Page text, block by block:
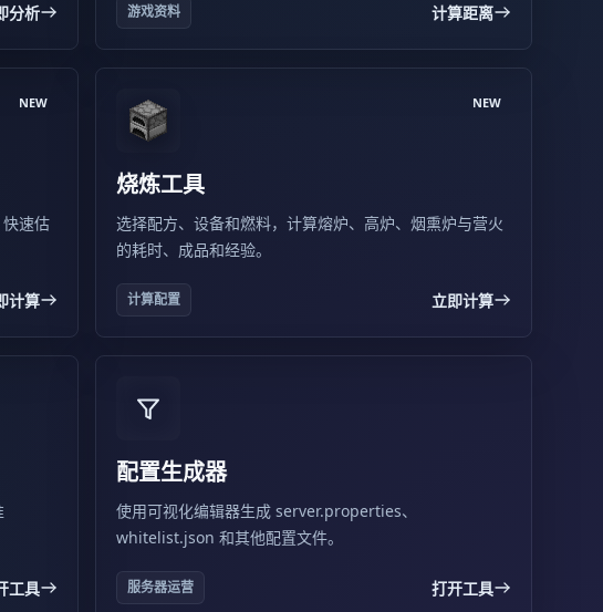
分析 游戏资料 计算距离
NEW
速估
计算
NEW
烧炼工具
选择配方、设备和燃料，计算熔炉、高炉、烟熏炉与营火
的耗时、成品和经验。
计算配置 立即计算
工具
配置生成器
使用可视化编辑器生成 server.properties、
whitelist.json 和其他配置文件。
服务器运营 打开工具